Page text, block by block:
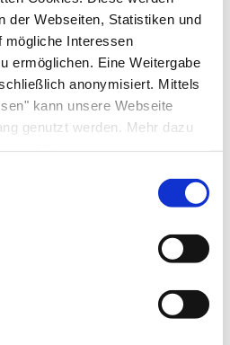
der Webseiten, Statistiken und
mögliche Interessen
ermöglichen. Eine Weitergabe
anonymisiert. Mittels
kann unsere Webseite
genutzt werden. Mehr dazu
.
Abreise: 08:00 - 10:00
Parkplatz
Ort
gesamten Unterkunft)